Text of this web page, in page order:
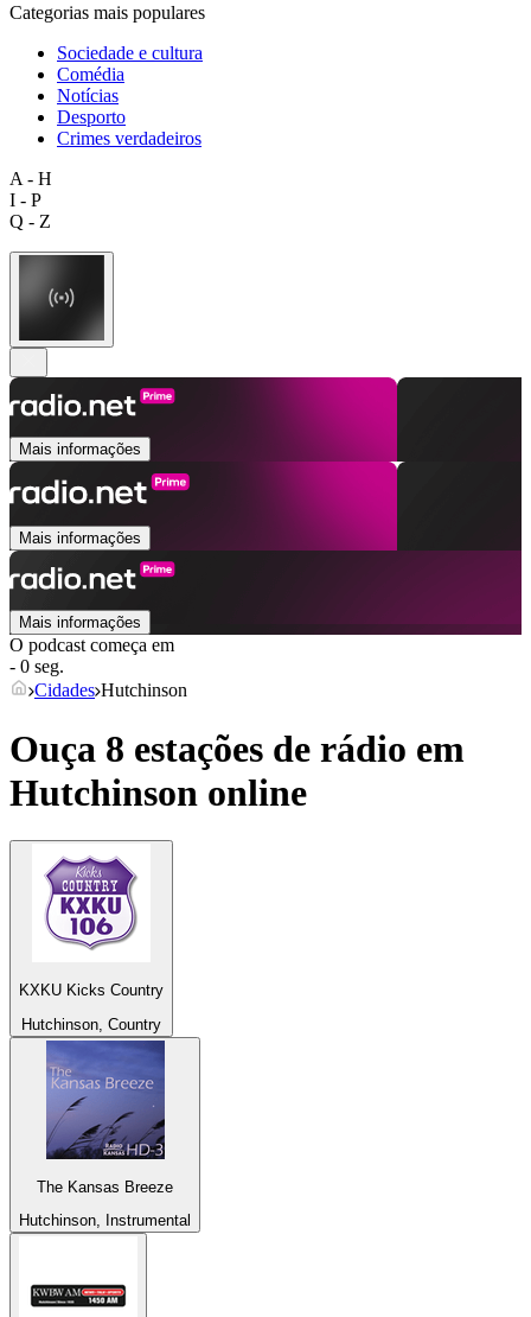
Categorias mais populares
Sociedade e cultura
Comédia
Notícias
Desporto
Crimes verdadeiros
A - H
I - P
Q - Z
Mais informações
Mais informações
Mais informações
O podcast começa em
- 0 seg.
Cidades Hutchinson
Ouça 8 estações de rádio em
Hutchinson online
KXKU Kicks Country
Hutchinson, Country
The Kansas Breeze
Hutchinson, Instrumental